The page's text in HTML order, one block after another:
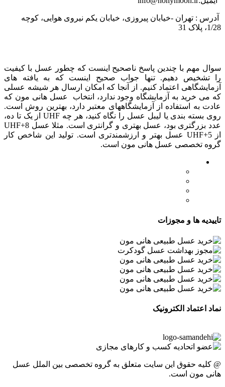
آدرس : تهران -خیابان پیروزی، خیابان یکم نیروی هوایی، کوچه
1/28، پلاک 31
سوال مهم با چندین پاسخ ناصحیح اینست که چطور عسل با کیفیت
را تشخیص دهیم. تنها جواب صحیح اینست که به یافته های
آزمایشگاهی اعتماد کنیم. از آنجا که امکان ارسال هر شیشه عسلی
که می خرید به آزمایشگاه وجود ندارد، انتخاب عسل هانی مون که
عادت به استفاده از آزمایشگاههای معتبر دارد، بهترین روش است.
روی بسته بندی یا لیبل عسل را نگاه کنید، هر چه UHF از یک تا ده،
عدد بزرگتری بود، عسل بهتری و گرانتری است. مثلا عسل UHF+8
از UHF+5 عسل بهتر و ارزشمندتری است. تولید این شاخص کار
گروه تخصصی عسل هانی مون است.
تاییدیه ها و مجوزات
نماد اعتماد الکترونیک
@ کلیه حقوق این سایت متعلق به گروه تخصصی بین الملل عسل
هانی مون است.